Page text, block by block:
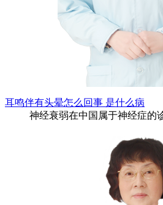
耳鸣伴有头晕怎么回事 是什么病
神经衰弱在中国属于神经症的